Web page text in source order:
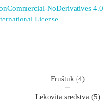
NoDerivatives 4.0
License.
Fruštuk (4)
Lekovita sredstva (5)